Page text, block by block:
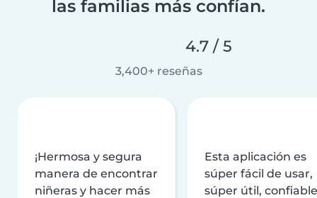
las familias más confían.
4.7 / 5
3,400+ reseñas
¡Hermosa y segura
manera de encontrar
niñeras y hacer más
Esta aplicación es
súper fácil de usar,
súper útil,